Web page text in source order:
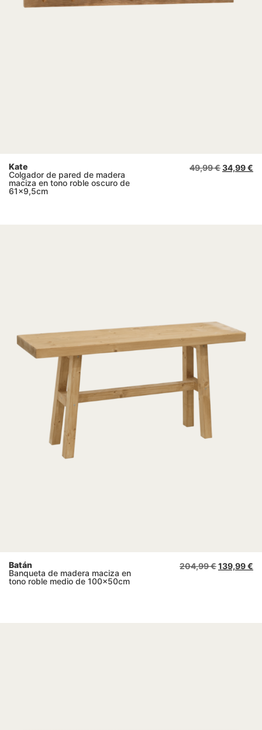
Kate
Colgador de pared de madera
maciza en tono roble oscuro de
61×9,5cm
49,99€34,99€
Batán
Banqueta de madera maciza en
tono roble medio de 100x50cm
204,99€139,99€